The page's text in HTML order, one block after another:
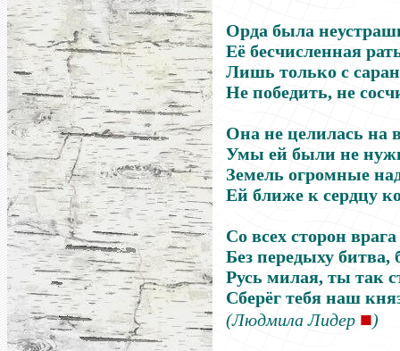
Орда была
Её бесчисленная
Лишь только с
Не победить, не
Она не целилась на
Умы ей были не
Земель огромные
Ей ближе к сердцу
Со всех сторон врага
Без передыху битва,
Русь милая, ты так
Сберёг тебя наш
(Людмила Лидер ■)